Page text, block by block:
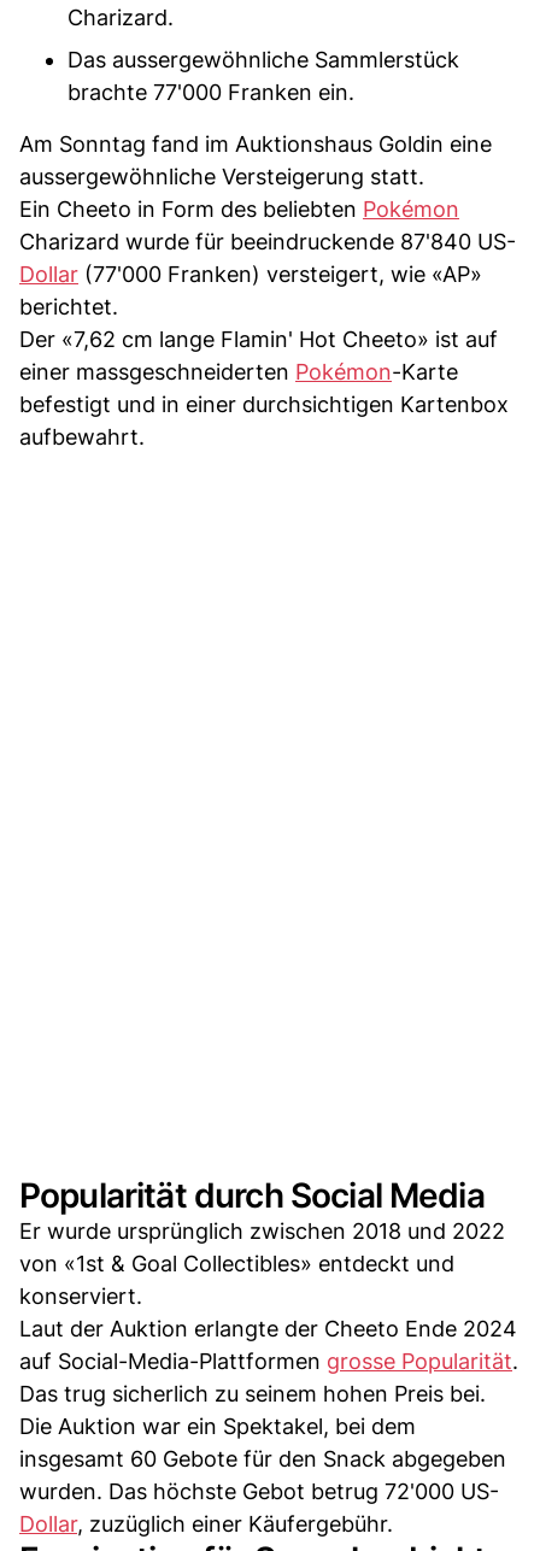
Charizard.
Das aussergewöhnliche Sammlerstück
brachte 77'000 Franken ein.
Am Sonntag fand im Auktionshaus Goldin eine
aussergewöhnliche Versteigerung statt.
Ein Cheeto in Form des beliebten Pokémon
Charizard wurde für beeindruckende 87'840 US-
Dollar (77'000 Franken) versteigert, wie «AP»
berichtet.
Der «7,62 cm lange Flamin' Hot Cheeto» ist auf
einer massgeschneiderten Pokémon-Karte
befestigt und in einer durchsichtigen Kartenbox
aufbewahrt.
Popularität durch Social Media
Er wurde ursprünglich zwischen 2018 und 2022
von «1st & Goal Collectibles» entdeckt und
konserviert.
Laut der Auktion erlangte der Cheeto Ende 2024
auf Social-Media-Plattformen grosse Popularität.
Das trug sicherlich zu seinem hohen Preis bei.
Die Auktion war ein Spektakel, bei dem
insgesamt 60 Gebote für den Snack abgegeben
wurden. Das höchste Gebot betrug 72'000 US-
Dollar, zuzüglich einer Käufergebühr.